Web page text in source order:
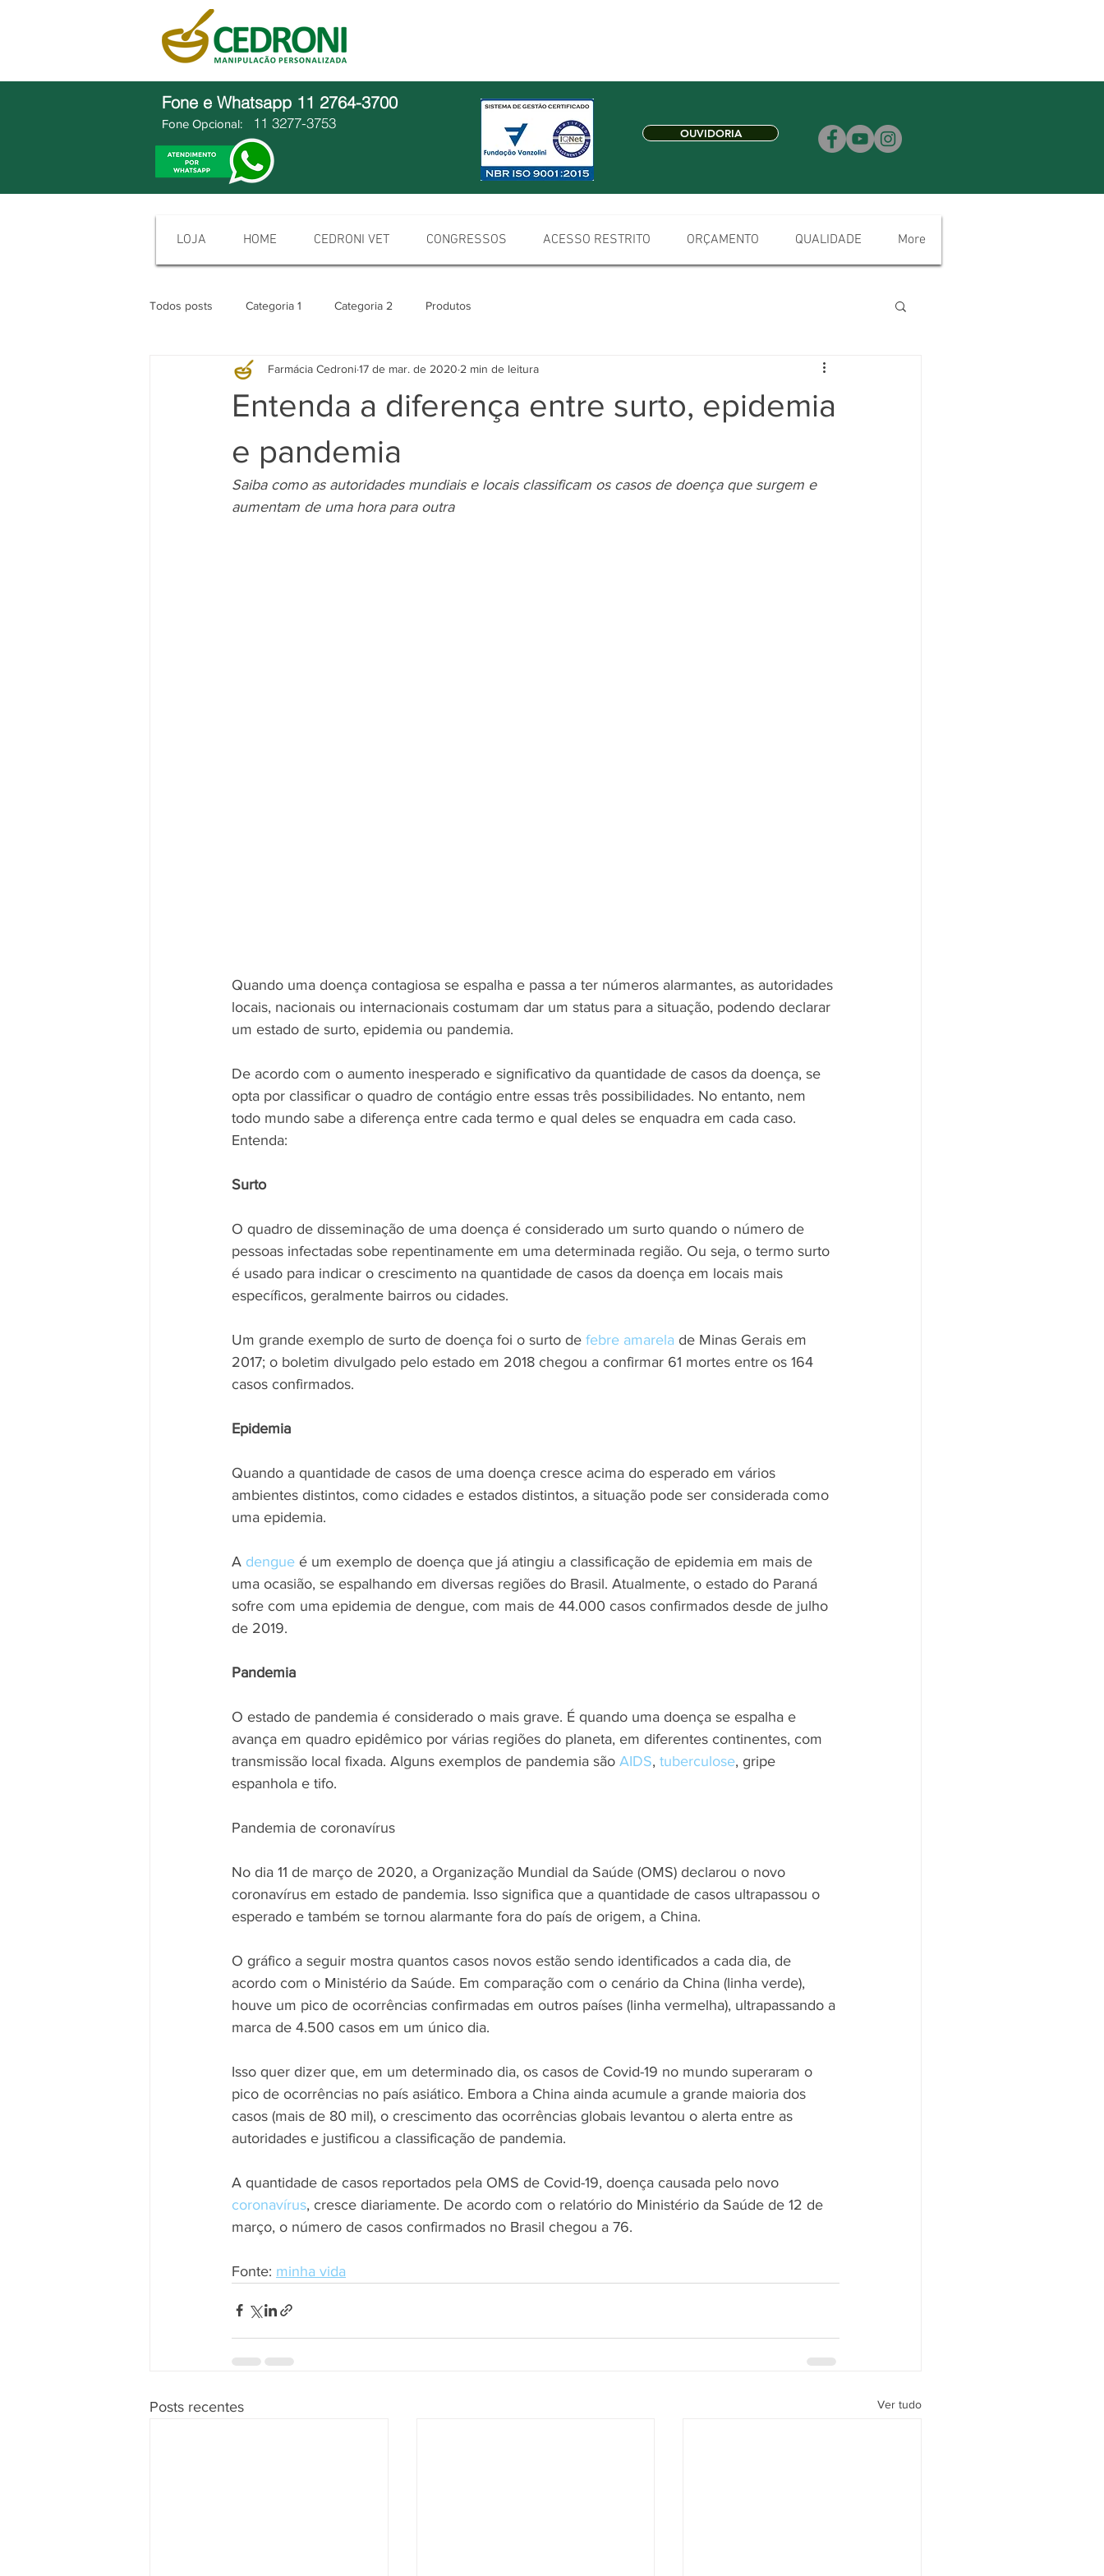
Fone e Whatsapp 11 2764-3700
Fone Opcional: 11 3277-3753
OUVIDORIA
LOJA HOME CEDRONI VET CONGRESSOS ACESSO RESTRITO ORÇAMENTO QUALIDADE More
Todos posts Categoria 1 Categoria 2 Produtos
Entenda a diferença entre surto, epidemia
e pandemia
Farmácia Cedroni17 de mar. de 2020 2 min de leitura
Saiba como as autoridades mundiais e locais classificam os casos de doença que surgem e
aumentam de uma hora para outra
Quando uma doença contagiosa se espalha e passa a ter números alarmantes, as autoridades
locais, nacionais ou internacionais costumam dar um status para a situação, podendo declarar
um estado de surto, epidemia ou pandemia.
De acordo com o aumento inesperado e significativo da quantidade de casos da doença, se
opta por classificar o quadro de contágio entre essas três possibilidades. No entanto, nem
todo mundo sabe a diferença entre cada termo e qual deles se enquadra em cada caso.
Entenda:
Surto
O quadro de disseminação de uma doença é considerado um surto quando o número de
pessoas infectadas sobe repentinamente em uma determinada região. Ou seja, o termo surto
é usado para indicar o crescimento na quantidade de casos da doença em locais mais
específicos, geralmente bairros ou cidades.
Um grande exemplo de surto de doença foi o surto de febre amarela de Minas Gerais em
2017; o boletim divulgado pelo estado em 2018 chegou a confirmar 61 mortes entre os 164
casos confirmados.
Epidemia
Quando a quantidade de casos de uma doença cresce acima do esperado em vários
ambientes distintos, como cidades e estados distintos, a situação pode ser considerada como
uma epidemia.
A dengue é um exemplo de doença que já atingiu a classificação de epidemia em mais de
uma ocasião, se espalhando em diversas regiões do Brasil. Atualmente, o estado do Paraná
sofre com uma epidemia de dengue, com mais de 44.000 casos confirmados desde de julho
de 2019.
Pandemia
O estado de pandemia é considerado o mais grave. É quando uma doença se espalha e
avança em quadro epidêmico por várias regiões do planeta, em diferentes continentes, com
transmissão local fixada. Alguns exemplos de pandemia são AIDS, tuberculose, gripe
espanhola e tifo.
Pandemia de coronavírus
No dia 11 de março de 2020, a Organização Mundial da Saúde (OMS) declarou o novo
coronavírus em estado de pandemia. Isso significa que a quantidade de casos ultrapassou o
esperado e também se tornou alarmante fora do país de origem, a China.
O gráfico a seguir mostra quantos casos novos estão sendo identificados a cada dia, de
acordo com o Ministério da Saúde. Em comparação com o cenário da China (linha verde),
houve um pico de ocorrências confirmadas em outros países (linha vermelha), ultrapassando a
marca de 4.500 casos em um único dia.
Isso quer dizer que, em um determinado dia, os casos de Covid-19 no mundo superaram o
pico de ocorrências no país asiático. Embora a China ainda acumule a grande maioria dos
casos (mais de 80 mil), o crescimento das ocorrências globais levantou o alerta entre as
autoridades e justificou a classificação de pandemia.
A quantidade de casos reportados pela OMS de Covid-19, doença causada pelo novo
coronavírus, cresce diariamente. De acordo com o relatório do Ministério da Saúde de 12 de
março, o número de casos confirmados no Brasil chegou a 76.
Fonte: minha vida
Posts recentes Ver tudo